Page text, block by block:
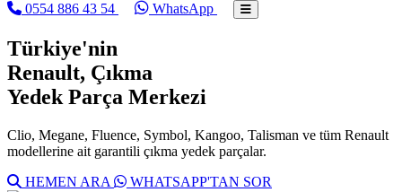
0554 886 43 54 WhatsApp
Türkiye'nin
Renault, Çıkma
Yedek Parça Merkezi
Clio, Megane, Fluence, Symbol, Kangoo, Talisman ve tüm Renault
modellerine ait garantili çıkma yedek parçalar.
HEMEN ARA
WHATSAPP'TAN SOR